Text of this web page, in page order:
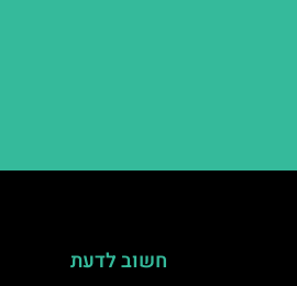
חשוב לדעת